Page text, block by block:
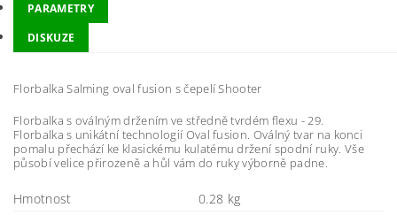
PARAMETRY
DISKUZE
Florbalka Salming oval fusion s čepelí Shooter
Florbalka s oválným držením ve středně tvrdém flexu - 29.
Florbalka s unikátní technologií Oval fusion. Oválný tvar na konci
pomalu přechází ke klasickému kulatému držení spodní ruky. Vše
působí velice přirozeně a hůl vám do ruky výborně padne.
Hmotnost
0.28 kg